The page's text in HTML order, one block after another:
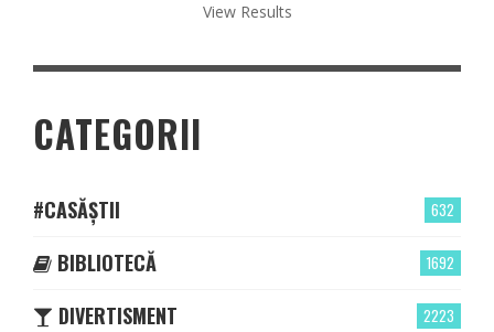
View Results
CATEGORII
632
#CASĂȘTII
1692
BIBLIOTECĂ
2223
DIVERTISMENT